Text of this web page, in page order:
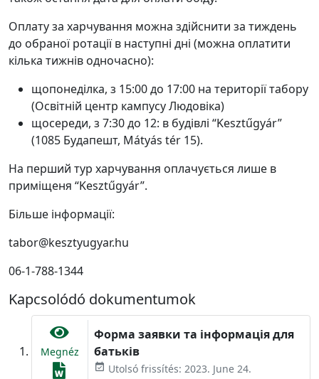
Оплату за харчування можна здійснити за тиждень
до обраної ротації в наступні дні (можна оплатити
кілька тижнів одночасно):
щопонеділка, з 15:00 до 17:00 на території табору
(Освітній центр кампусу Людовіка)
щосереди, з 7:30 до 12: в будівлі “Kesztűgyár”
(1085 Будапешт, Mátyás tér 15).
На перший тур харчування оплачується лише в
приміщеня “Kesztűgyár”.
Більше інформації:
tabor@kesztyugyar.hu
06-1-788-1344
Kapcsolódó dokumentumok
Megnéz
Форма заявки та інформація для
батьків
event_available Utolsó frissítés: 2023. June 24.